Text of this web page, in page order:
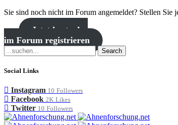
Sie sind noch nicht im Forum angemeldet? Stellen
Jetzt kostenlos
im Forum registrieren
Search
Social Links
Instagram 10 Followers
Facebook 2K Likes
Twitter 10 Followers